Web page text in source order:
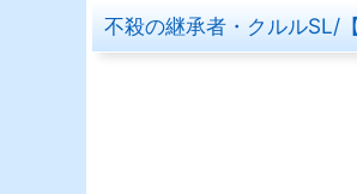
不殺の継承者・クルルSL/